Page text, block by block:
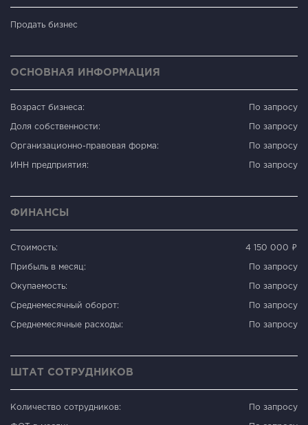
Продать бизнес
ОСНОВНАЯ ИНФОРМАЦИЯ
Возраст бизнеса: По запросу
Доля собственности: По запросу
Организационно-правовая форма: По запросу
ИНН предприятия: По запросу
ФИНАНСЫ
Стоимость: 4 150 000 ₽
Прибыль в месяц: По запросу
Окупаемость: По запросу
Среднемесячный оборот: По запросу
Среднемесячные расходы: По запросу
ШТАТ СОТРУДНИКОВ
Количество сотрудников: По запросу